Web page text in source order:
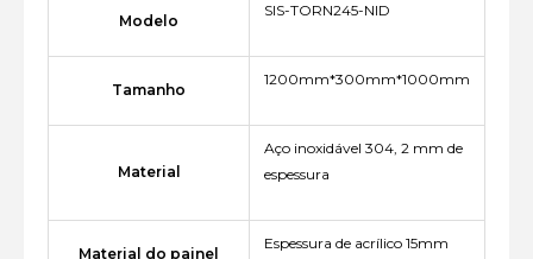
Modelo
SIS-TORN245-NID
Tamanho
1200mm*300mm*1000mm
Material
Aço inoxidável 304, 2 mm de
espessura
Material do painel
Espessura de acrílico 15mm